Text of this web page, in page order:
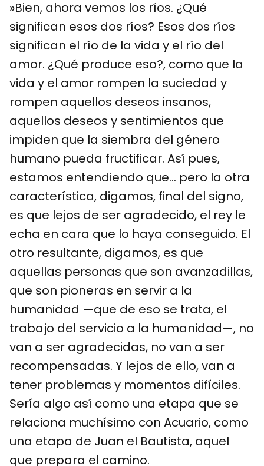
»Bien, ahora vemos los ríos. ¿Qué
significan esos dos ríos? Esos dos ríos
significan el río de la vida y el río del
amor. ¿Qué produce eso?, como que la
vida y el amor rompen la suciedad y
rompen aquellos deseos insanos,
aquellos deseos y sentimientos que
impiden que la siembra del género
humano pueda fructificar. Así pues,
estamos entendiendo que… pero la otra
característica, digamos, final del signo,
es que lejos de ser agradecido, el rey le
echa en cara que lo haya conseguido. El
otro resultante, digamos, es que
aquellas personas que son avanzadillas,
que son pioneras en servir a la
humanidad —que de eso se trata, el
trabajo del servicio a la humanidad—, no
van a ser agradecidas, no van a ser
recompensadas. Y lejos de ello, van a
tener problemas y momentos difíciles.
Sería algo así como una etapa que se
relaciona muchísimo con Acuario, como
una etapa de Juan el Bautista, aquel
que prepara el camino.